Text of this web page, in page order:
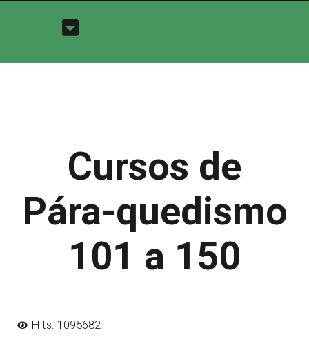
Cursos de
Pára-quedismo
101 a 150
Hits: 1095682